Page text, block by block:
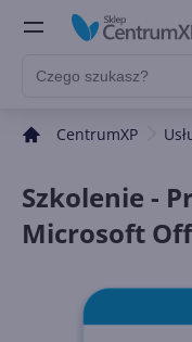
CentrumXP
Szkolenie -
Microsoft